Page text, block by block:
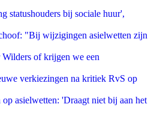
statushouders bij sociale huur',
"Bij wijzigingen asielwetten zijn
of krijgen we een
verkiezingen na kritiek RvS op
asielwetten: 'Draagt niet bij aan het